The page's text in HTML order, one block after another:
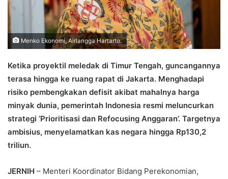
Menko Ekonomi, Airlangga Hartarto.
Ketika proyektil meledak di Timur Tengah, guncangannya
terasa hingga ke ruang rapat di Jakarta. Menghadapi
risiko pembengkakan defisit akibat mahalnya harga
minyak dunia, pemerintah Indonesia resmi meluncurkan
strategi ‘Prioritisasi dan Refocusing Anggaran’. Targetnya
ambisius, menyelamatkan kas negara hingga Rp130,2
triliun.
JERNIH – Menteri Koordinator Bidang Perekonomian,